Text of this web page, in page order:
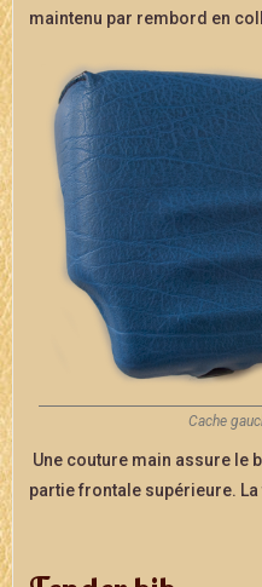
maintenu par rembord en
Cache
Une couture main assure le
partie frontale supérieure.